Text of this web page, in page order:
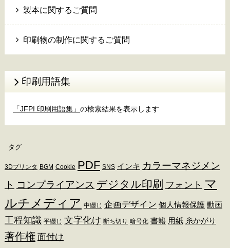
製本に関するご質問
印刷物の制作に関するご質問
印刷用語集
「JFPI 印刷用語集」 の検索結果を表示します
タグ
3Dプリンタ BGM Cookie PDF SNS インキ カラーマネジメン
ト コンプライアンス デジタル印刷 フォント マ
ルチメディア 中綴じ 企画デザイン 個人情報保護 動画
工程知識 平綴じ 文字化け 断ち切り 暗号化 書籍 用紙 糸かがり
著作権 面付け